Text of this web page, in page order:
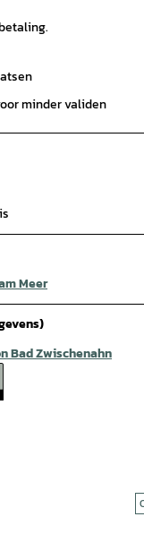
minder validen
Meer
Bad Zwischenahn